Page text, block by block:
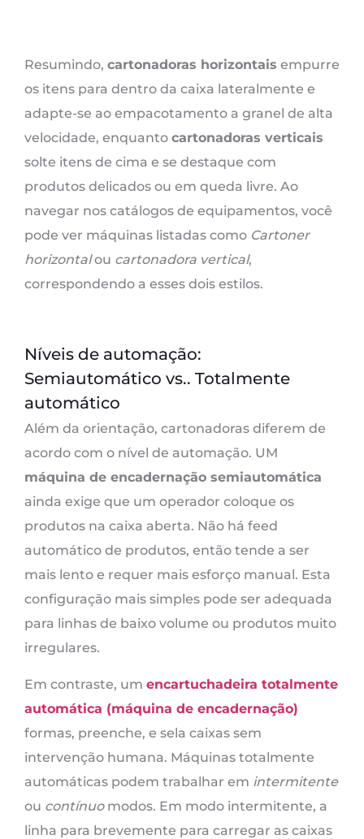
Resumindo, cartonadoras horizontais empurre
os itens para dentro da caixa lateralmente e
adapte-se ao empacotamento a granel de alta
velocidade, enquanto cartonadoras verticais
solte itens de cima e se destaque com
produtos delicados ou em queda livre. Ao
navegar nos catálogos de equipamentos, você
pode ver máquinas listadas como Cartoner
horizontalou cartonadora vertical,
correspondendo a esses dois estilos.
Níveis de automação:
Semiautomático vs.. Totalmente
automático
Além da orientação, cartonadoras diferem de
acordo com o nível de automação. UM
máquina de encadernação semiautomática
ainda exige que um operador coloque os
produtos na caixa aberta. Não há feed
automático de produtos, então tende a ser
mais lento e requer mais esforço manual. Esta
configuração mais simples pode ser adequada
para linhas de baixo volume ou produtos muito
irregulares.
Em contraste, um encartuchadeira totalmente
automática (máquina de encadernação)
formas, preenche, e sela caixas sem
intervenção humana. Máquinas totalmente
automáticas podem trabalhar em intermitente
ou contínuomodos. Em modo intermitente, a
linha para brevemente para carregar as caixas